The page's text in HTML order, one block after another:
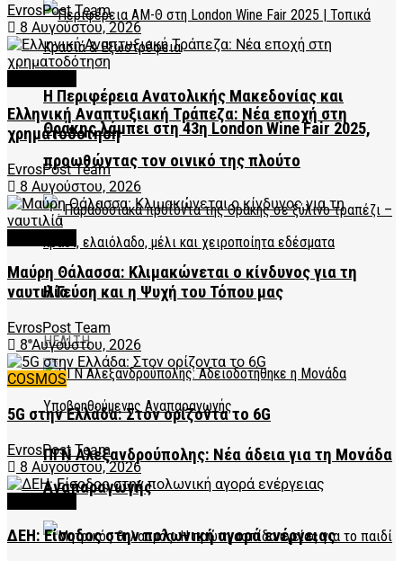
Η Περιφέρεια Ανατολικής Μακεδονίας και
Θράκης λάμπει στη 43η London Wine Fair 2025,
προωθώντας τον οινικό της πλούτο
Η Γεύση και η Ψυχή του Τόπου μας
HEALTH
ΠΓΝ Αλεξανδρούπολης: Νέα άδεια για τη Μονάδα
Αναπαραγωγής
EvrosPost Team
8 Αυγούστου, 2026
Ελληνική Αναπτυξιακή Τράπεζα: Νέα εποχή στη
χρηματοδότηση
EvrosPost Team
8 Αυγούστου, 2026
Μαύρη Θάλασσα: Κλιμακώνεται ο κίνδυνος για τη
ναυτιλία
EvrosPost Team
8 Αυγούστου, 2026
COSMOS
5G στην Ελλάδα: Στον ορίζοντα το 6G
EvrosPost Team
8 Αυγούστου, 2026
ΔΕΗ: Είσοδος στην πολωνική αγορά ενέργειας